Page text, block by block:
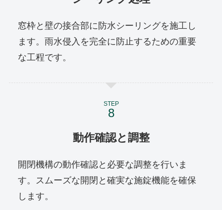
窓枠と壁の接合部に防水シーリングを施工し
ます。雨水侵入を完全に防止するための重要
な工程です。
STEP
動作確認と調整
開閉機構の動作確認と必要な調整を行いま
す。スムーズな開閉と確実な施錠機能を確保
します。